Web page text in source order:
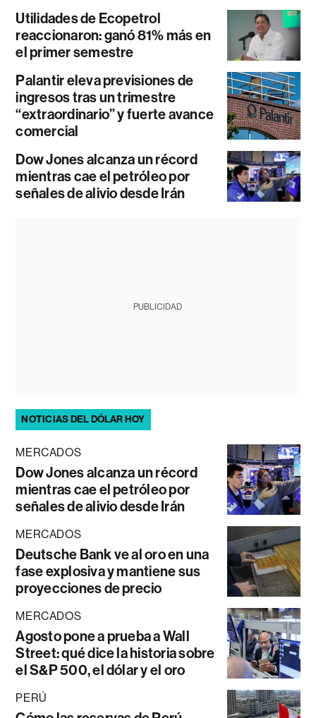
Utilidades de Ecopetrol
reaccionaron: ganó 81% más en
el primer semestre
Palantir eleva previsiones de
ingresos tras un trimestre
“extraordinario” y fuerte avance
comercial
Dow Jones alcanza un récord
mientras cae el petróleo por
señales de alivio desde Irán
PUBLICIDAD
NOTICIAS DEL DÓLAR HOY
MERCADOS
Dow Jones alcanza un récord
mientras cae el petróleo por
señales de alivio desde Irán
MERCADOS
Deutsche Bank ve al oro en una
fase explosiva y mantiene sus
proyecciones de precio
MERCADOS
Agosto pone a prueba a Wall
Street: qué dice la historia sobre
el S&P 500, el dólar y el oro
PERÚ